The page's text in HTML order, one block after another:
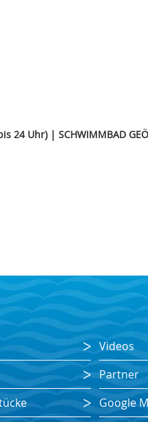
24 Uhr) | SCHWIMMBAD
Videos
Partner
Google